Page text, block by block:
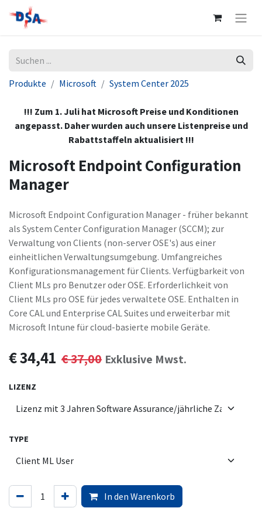
Produkte Microsoft System Center 2025
!!! Zum 1. Juli hat Microsoft Preise und Konditionen
angepasst. Daher wurden auch unsere Listenpreise und
Rabattstaffeln aktualisiert !!!
Microsoft Endpoint Configuration
Manager
Microsoft Endpoint Configuration Manager - früher bekannt
als System Center Configuration Manager (SCCM); zur
Verwaltung von Clients (non-server OSE's) aus einer
einheitlichen Verwaltungsumgebung. Umfangreiches
Konfigurationsmanagement für Clients. Verfügbarkeit von
Client MLs pro Benutzer oder OSE. Erforderlichkeit von
Client MLs pro OSE für jedes verwaltete OSE. Enthalten in
Core CAL und Enterprise CAL Suites und erweiterbar mit
Microsoft Intune für cloud-basierte mobile Geräte.
€34,41 €37,00 Exklusive Mwst.
LIZENZ
TYPE
In den Warenkorb